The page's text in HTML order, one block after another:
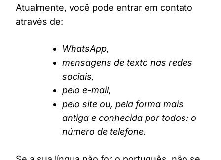
Atualmente, você pode entrar em contato
através de:
WhatsApp,
mensagens de texto nas redes
sociais,
pelo e-mail,
pelo site ou, pela forma mais
antiga e conhecida por todos: o
número de telefone.